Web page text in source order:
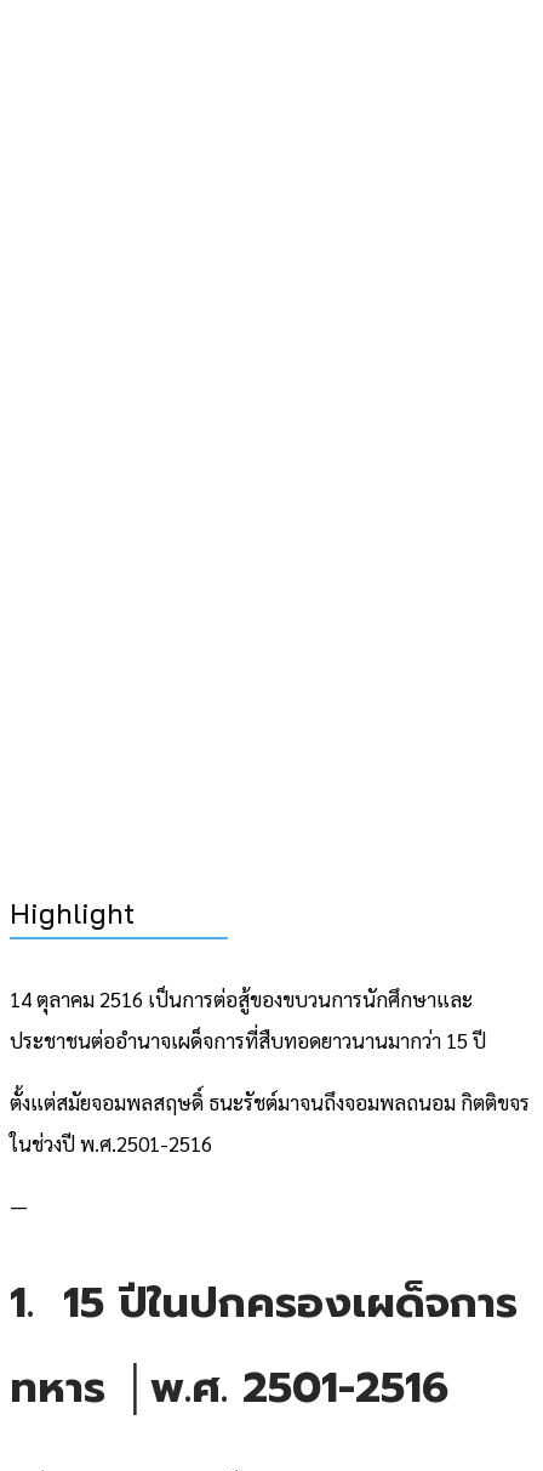
Highlight
14 ตุลาคม 2516 เป็นการต่อสู้ของขบวนการนักศึกษาและ
ประชาชนต่ออำนาจเผด็จการที่สืบทอดยาวนานมากว่า 15 ปี
ตั้งแต่สมัยจอมพลสฤษดิ์ ธนะรัชต์มาจนถึงจอมพลถนอม กิตติขจร
ในช่วงปี พ.ศ.2501-2516
—
1. 15 ปีในปกครองเผด็จการ
ทหาร │พ.ศ. 2501-2516